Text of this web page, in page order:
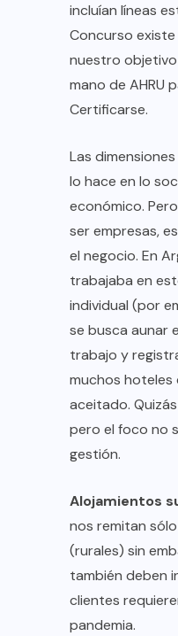
incluían líneas
Concurso existe
nuestro
mano de AHRU
Certificarse.
Las
lo hace en lo
económico.
ser empresas,
el negocio. En
trabajaba en
individual (por
se busca aunar
trabajo y
muchos hoteles
aceitado.
pero el foco no
gestión.
Alojamientos
nos remitan
(rurales) sin
también deben
clientes
pandemia.